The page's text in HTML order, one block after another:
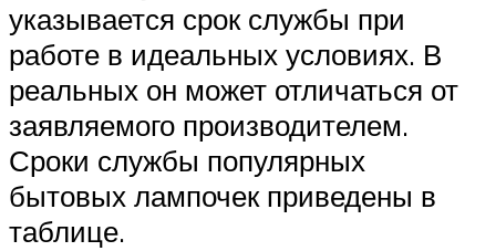
указывается срок службы при
работе в идеальных условиях. В
реальных он может отличаться от
заявляемого производителем.
Сроки службы популярных
бытовых лампочек приведены в
таблице.